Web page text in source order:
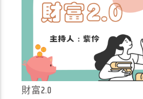
財富2.0